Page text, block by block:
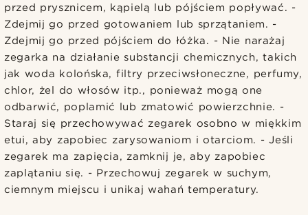
przed prysznicem, kąpielą lub pójściem popływać. -
Zdejmij go przed gotowaniem lub sprzątaniem. -
Zdejmij go przed pójściem do łóżka. - Nie narażaj
zegarka na działanie substancji chemicznych, takich
jak woda kolońska, filtry przeciwsłoneczne, perfumy,
chlor, żel do włosów itp., ponieważ mogą one
odbarwić, poplamić lub zmatowić powierzchnie. -
Staraj się przechowywać zegarek osobno w miękkim
etui, aby zapobiec zarysowaniom i otarciom. - Jeśli
zegarek ma zapięcia, zamknij je, aby zapobiec
zaplątaniu się. - Przechowuj zegarek w suchym,
ciemnym miejscu i unikaj wahań temperatury.